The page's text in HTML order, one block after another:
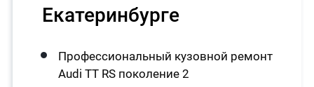
Екатеринбурге
Профессиональный кузовной ремонт
Audi TT RS поколение 2